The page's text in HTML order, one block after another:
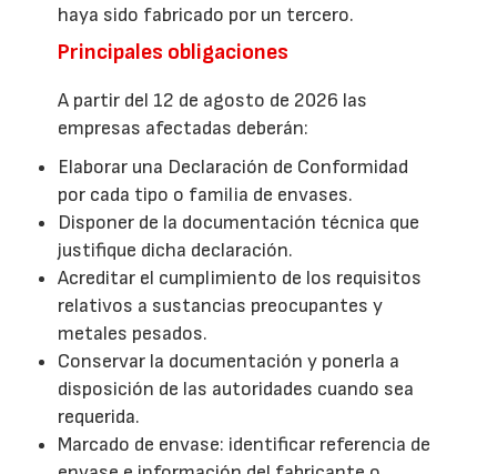
haya sido fabricado por un tercero.
Principales obligaciones
A partir del 12 de agosto de 2026 las
empresas afectadas deberán:
Elaborar una Declaración de Conformidad
por cada tipo o familia de envases.
Disponer de la documentación técnica que
justifique dicha declaración.
Acreditar el cumplimiento de los requisitos
relativos a sustancias preocupantes y
metales pesados.
Conservar la documentación y ponerla a
disposición de las autoridades cuando sea
requerida.
Marcado de envase: identificar referencia de